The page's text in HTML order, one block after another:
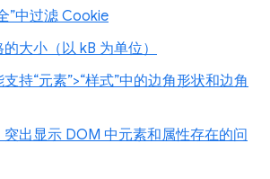
”中过滤 Cookie
大小（以 kB 为单位）
持“元素”>“样式”中的边角形状和边角
突出显示 DOM 中元素和属性存在的问